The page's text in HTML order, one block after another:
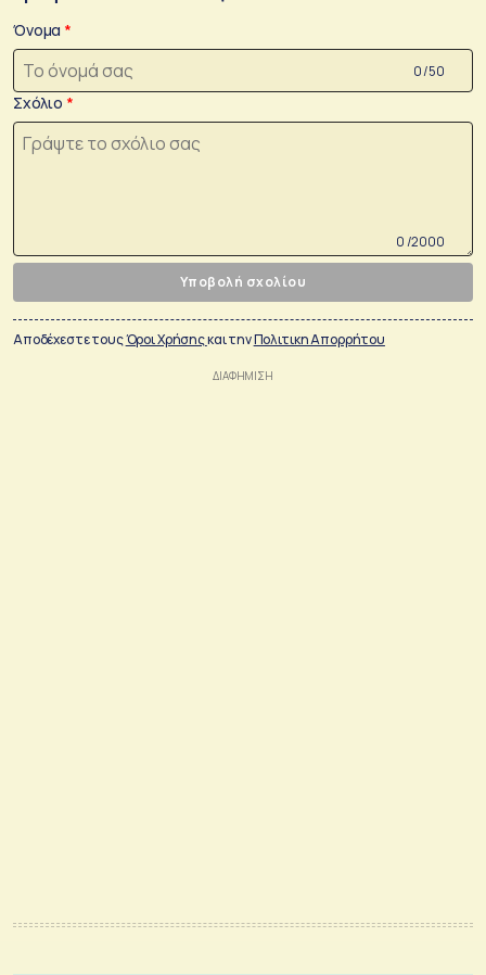
Όνομα
0 /50
Σχόλιο
0 /2000
Υποβολή σχολίου
Αποδέχεστε τουςΌροι Χρήσηςκαι τηνΠολιτικη Απορρήτου